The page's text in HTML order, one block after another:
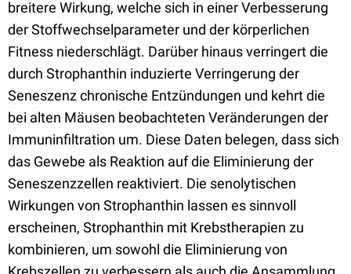
breitere Wirkung, welche sich in einer Verbesserung
der Stoffwechselparameter und der körperlichen
Fitness niederschlägt. Darüber hinaus verringert die
durch Strophanthin induzierte Verringerung der
Seneszenz chronische Entzündungen und kehrt die
bei alten Mäusen beobachteten Veränderungen der
Immuninfiltration um. Diese Daten belegen, dass sich
das Gewebe als Reaktion auf die Eliminierung der
Seneszenzzellen reaktiviert. Die senolytischen
Wirkungen von Strophanthin lassen es sinnvoll
erscheinen, Strophanthin mit Krebstherapien zu
kombinieren, um sowohl die Eliminierung von